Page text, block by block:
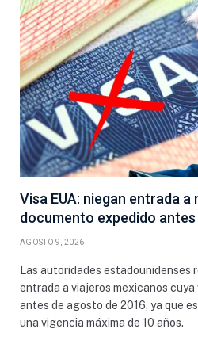
Visa EUA: niegan entrada
documento expedido
AGOSTO 9, 2026
Las autoridades estadounidenses
entrada a viajeros mexicanos
antes de agosto de 2016, ya que
una vigencia máxima de 10 años.